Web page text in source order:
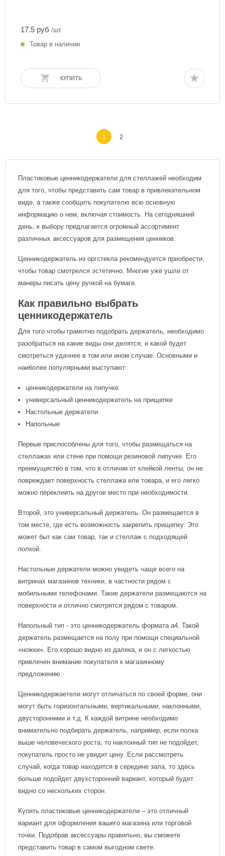
17.5 руб /шт.
Товар в наличии
КУПИТЬ
1 2
Пластиковые ценникодержатели для стеллажей необходим
для того, чтобы представить сам товар в привлекательном
виде, а также сообщить покупателю всю основную
информацию о нем, включая стоимость. На сегодняшний
день, к выбору предлагается огромный ассортимент
различных аксессуаров для размещения ценников.
Ценникодержатель из оргстекла рекомендуется приобрести,
чтобы товар смотрелся эстетично. Многие уже ушли от
манеры писать цену ручкой на бумаге.
Как правильно выбрать
ценникодержатель
Для того чтобы грамотно подобрать держатель, необходимо
разобраться на какие виды они делятся, и какой будет
смотреться удачнее в том или ином случае. Основными и
наиболее популярными выступают:
ценникодержатели на липучке
универсальный ценникодержатель на прищепке
Настольные держатели
Напольные
Первые приспособлены для того, чтобы размещаться на
стеллажах или стене при помощи резиновой липучке. Его
преимущество в том, что в отличии от клейкой ленты, он не
повреждает поверхность стеллажа или товара, и его легко
можно переклеить на другое место при необходимости.
Второй, это универсальный держатель. Он размещается в
том месте, где есть возможность закрепить прищепку. Это
может быт как сам товар, так и стеллаж с подходящей
полкой.
Настольные держатели можно увидеть чаще всего на
витринах магазинов техники, в частности рядом с
мобильными телефонами. Такие держатели размещаются на
поверхности и отлично смотрятся рядом с товаром.
Напольный тип - это ценникодержатель формата а4. Такой
держатель размещается на полу при помощи специальной
«ножки». Его хорошо видно из далека, и он с легкостью
привлечен внимание покупателя к магазинному
предложению.
Ценникодержаетели могут отличаться по своей форме, они
могут быть горизонтальными, вертикальными, наклонными,
двусторонними и т.д. К каждой витрине необходимо
внимательно подбирать держатель, например, если полка
выше человеческого роста, то наклонный тип не подойдет,
покупатель просто не увидит цену. Если рассмотреть
случай, когда товар находится в середине зала, то здесь
больше подойдет двухсторонний вариант, который будет
видно со нескольких сторон.
Купить пластиковые ценникодержатели – это отличный
вариант для оформления вашего магазина или торговой
точки. Подобрав аксессуары правильно, вы сможете
представить товар в самом выгодном свете.